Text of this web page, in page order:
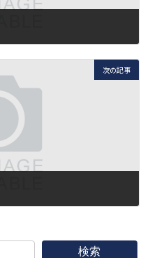
次の記事
検索